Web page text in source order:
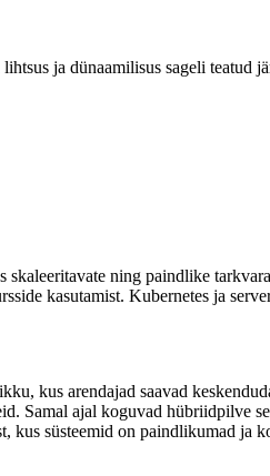
ja dünaamilisus sageli teatud
ning paindlike
kasutamist. Kubernetes ja
kus arendajad saavad
Samal ajal koguvad hübriidpilve
süsteemid on paindlikumad ja